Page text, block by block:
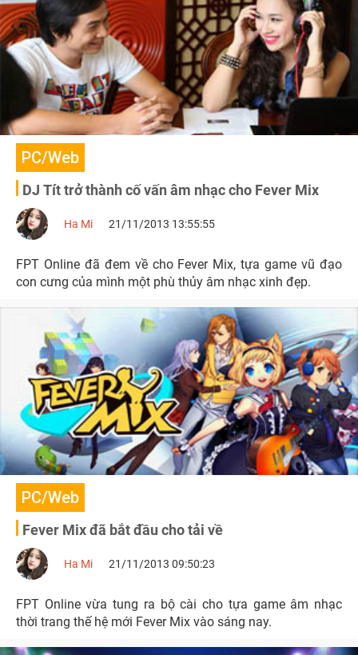
PC/Web
DJ Tít trở thành cố vấn âm nhạc cho Fever Mix
Ha Mi 21/11/2013 13:55:55
FPT Online đã đem về cho Fever Mix, tựa game vũ đạo
con cưng của mình một phù thủy âm nhạc xinh đẹp.
PC/Web
Fever Mix đã bắt đầu cho tải về
Ha Mi 21/11/2013 09:50:23
FPT Online vừa tung ra bộ cài cho tựa game âm nhạc
thời trang thế hệ mới Fever Mix vào sáng nay.